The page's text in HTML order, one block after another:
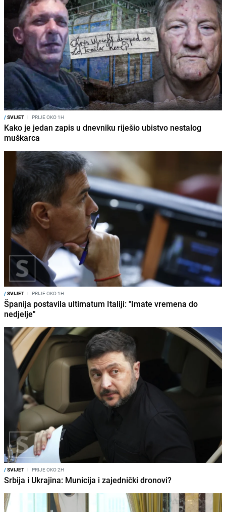
/SVIJET I PRIJE OKO 1H
Kako je jedan zapis u dnevniku riješio ubistvo nestalog
muškarca
/SVIJET I PRIJE OKO 1H
Španija postavila ultimatum Italiji: "Imate vremena do
nedjelje"
/SVIJET I PRIJE OKO 2H
Srbija i Ukrajina: Municija i zajednički dronovi?